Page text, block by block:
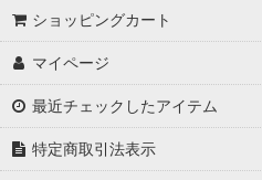
ショッピングカート
マイページ
最近チェックしたアイテム
特定商取引法表示